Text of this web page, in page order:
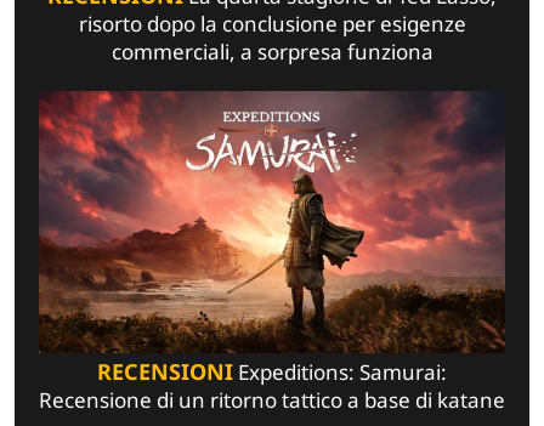
risorto dopo la conclusione per esigenze
commerciali, a sorpresa funziona
RECENSIONI Expeditions: Samurai:
Recensione di un ritorno tattico a base di katane